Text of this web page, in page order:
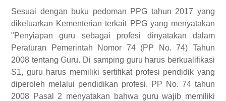
Sesuai dengan buku pedoman PPG tahun 2017 yang
dikeluarkan Kementerian terkait PPG yang menyatakan
"Penyiapan guru sebagai profesi dinyatakan dalam
Peraturan Pemerintah Nomor 74 (PP No. 74) Tahun
2008 tentang Guru. Di samping guru harus berkualifikasi
S1, guru harus memiliki sertifikat profesi pendidik yang
diperoleh melalui pendidikan profesi. PP No. 74 tahun
2008 Pasal 2 menyatakan bahwa guru wajib memiliki